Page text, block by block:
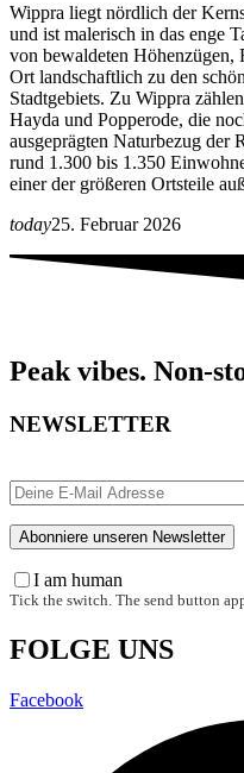
Wippra liegt nördlich der
und ist malerisch in das enge
von bewaldeten Höhenzügen,
Ort landschaftlich zu den
Stadtgebiets. Zu Wippra
Hayda und Popperode, die
ausgeprägten Naturbezug der
rund 1.300 bis 1.350
einer der größeren Ortsteile
today25. Februar 2026
Peak vibes. Non-
NEWSLETTER
I am human
Tick the switch. The send button
FOLGE UNS
Facebook